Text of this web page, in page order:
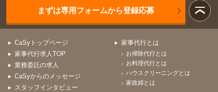
まずは専用フォームから登録応募
CaSyトップページ
家事代行求人TOP
業務委託の求人
CaSyからのメッセージ
スタッフインタビュー
家事代行とは
お掃除代行とは
お料理代行とは
ハウスクリーニングとは
家政婦とは